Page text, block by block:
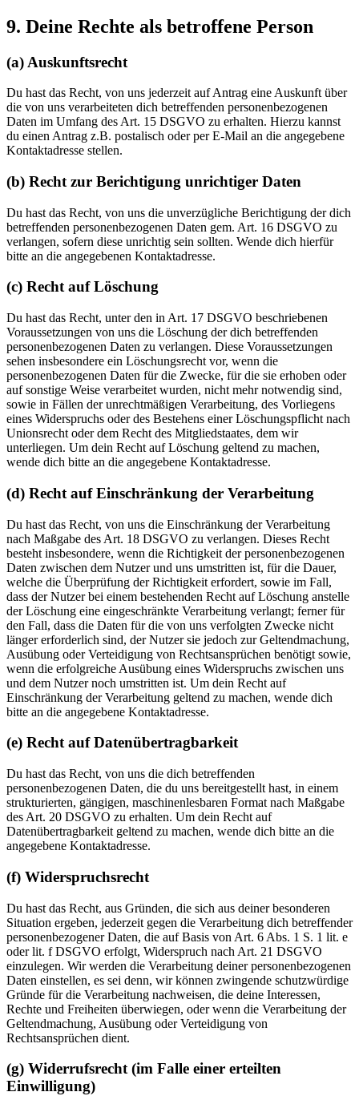
9. Deine Rechte als betroffene Person
(a) Auskunftsrecht
Du hast das Recht, von uns jederzeit auf Antrag eine Auskunft über
die von uns verarbeiteten dich betreffenden personenbezogenen
Daten im Umfang des Art. 15 DSGVO zu erhalten. Hierzu kannst
du einen Antrag z.B. postalisch oder per E-Mail an die angegebene
Kontaktadresse stellen.
(b) Recht zur Berichtigung unrichtiger Daten
Du hast das Recht, von uns die unverzügliche Berichtigung der dich
betreffenden personenbezogenen Daten gem. Art. 16 DSGVO zu
verlangen, sofern diese unrichtig sein sollten. Wende dich hierfür
bitte an die angegebenen Kontaktadresse.
(c) Recht auf Löschung
Du hast das Recht, unter den in Art. 17 DSGVO beschriebenen
Voraussetzungen von uns die Löschung der dich betreffenden
personenbezogenen Daten zu verlangen. Diese Voraussetzungen
sehen insbesondere ein Löschungsrecht vor, wenn die
personenbezogenen Daten für die Zwecke, für die sie erhoben oder
auf sonstige Weise verarbeitet wurden, nicht mehr notwendig sind,
sowie in Fällen der unrechtmäßigen Verarbeitung, des Vorliegens
eines Widerspruchs oder des Bestehens einer Löschungspflicht nach
Unionsrecht oder dem Recht des Mitgliedstaates, dem wir
unterliegen. Um dein Recht auf Löschung geltend zu machen,
wende dich bitte an die angegebene Kontaktadresse.
(d) Recht auf Einschränkung der Verarbeitung
Du hast das Recht, von uns die Einschränkung der Verarbeitung
nach Maßgabe des Art. 18 DSGVO zu verlangen. Dieses Recht
besteht insbesondere, wenn die Richtigkeit der personenbezogenen
Daten zwischen dem Nutzer und uns umstritten ist, für die Dauer,
welche die Überprüfung der Richtigkeit erfordert, sowie im Fall,
dass der Nutzer bei einem bestehenden Recht auf Löschung anstelle
der Löschung eine eingeschränkte Verarbeitung verlangt; ferner für
den Fall, dass die Daten für die von uns verfolgten Zwecke nicht
länger erforderlich sind, der Nutzer sie jedoch zur Geltendmachung,
Ausübung oder Verteidigung von Rechtsansprüchen benötigt sowie,
wenn die erfolgreiche Ausübung eines Widerspruchs zwischen uns
und dem Nutzer noch umstritten ist. Um dein Recht auf
Einschränkung der Verarbeitung geltend zu machen, wende dich
bitte an die angegebene Kontaktadresse.
(e) Recht auf Datenübertragbarkeit
Du hast das Recht, von uns die dich betreffenden
personenbezogenen Daten, die du uns bereitgestellt hast, in einem
strukturierten, gängigen, maschinenlesbaren Format nach Maßgabe
des Art. 20 DSGVO zu erhalten. Um dein Recht auf
Datenübertragbarkeit geltend zu machen, wende dich bitte an die
angegebene Kontaktadresse.
(f) Widerspruchsrecht
Du hast das Recht, aus Gründen, die sich aus deiner besonderen
Situation ergeben, jederzeit gegen die Verarbeitung dich betreffender
personenbezogener Daten, die auf Basis von Art. 6 Abs. 1 S. 1 lit. e
oder lit. f DSGVO erfolgt, Widerspruch nach Art. 21 DSGVO
einzulegen. Wir werden die Verarbeitung deiner personenbezogenen
Daten einstellen, es sei denn, wir können zwingende schutzwürdige
Gründe für die Verarbeitung nachweisen, die deine Interessen,
Rechte und Freiheiten überwiegen, oder wenn die Verarbeitung der
Geltendmachung, Ausübung oder Verteidigung von
Rechtsansprüchen dient.
(g) Widerrufsrecht (im Falle einer erteilten
Einwilligung)